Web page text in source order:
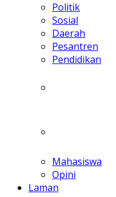
Politik
Sosial
Daerah
Pesantren
Pendidikan
Mahasiswa
Opini
Laman